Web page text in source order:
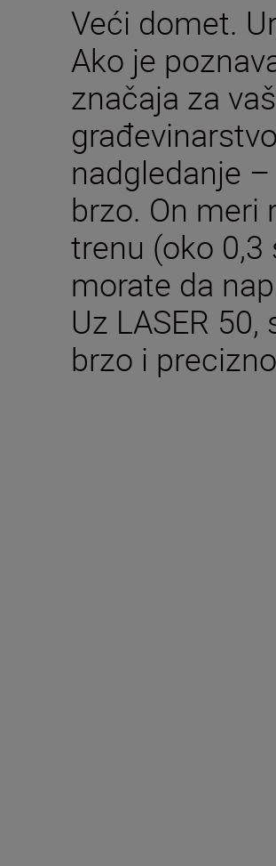
Veći domet.
Ako je
značaja za
nadgledanje
brzo. On meri
trenu (oko
morate da
Uz LASER
brzo i